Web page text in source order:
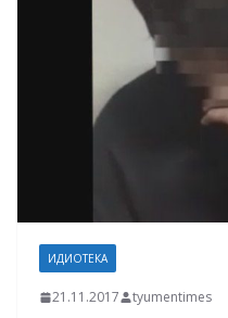
ИДИОТЕКА
21.11.2017 tyumentimes